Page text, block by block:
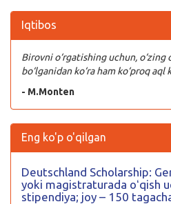
Iqtibos
Birovni o‘rgatishing uchun, o‘zing
bo‘lganidan ko‘ra ham ko‘proq aql
- M.Monten
Eng ko'p o'qilgan
Deutschland Scholarship:
yoki magistraturada oʻqish
stipendiya; joy – 150